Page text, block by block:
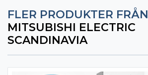
FLER PRODUKTER FRÅN
MITSUBISHI ELECTRIC
SCANDINAVIA